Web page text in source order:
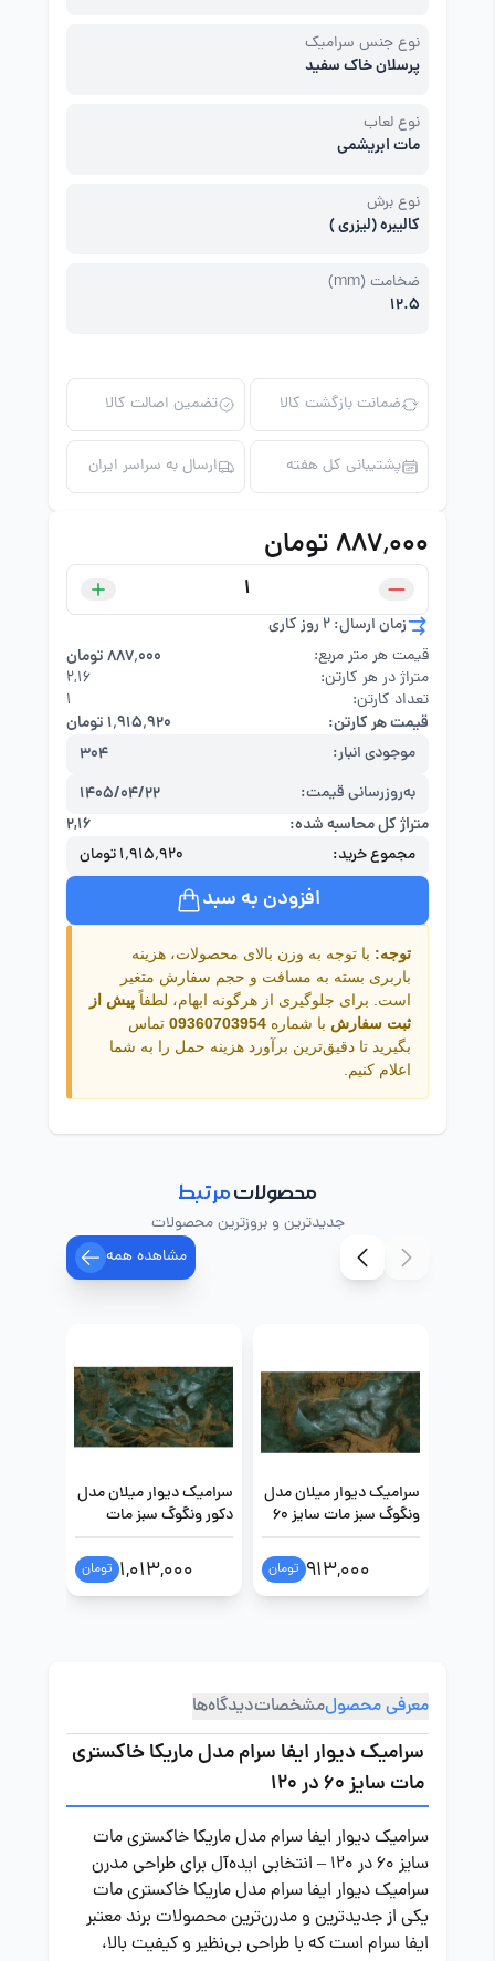
نوع جنس سرامیک
پرسلان خاک سفید
نوع لعاب
مات ابریشمی
نوع برش
کالیبره (لیزری )
ضخامت (mm)
12.5
ضمانت بازگشت کالا تضمین اصالت کالا
پشتیبانی کل هفته ارسال به سراسر ایران
۸۸۷٬۰۰۰ تومان
زمان ارسال: 2 روز کاری
قیمت هر متر مربع:
۸۸۷٬۰۰۰ تومان
متراژ در هر کارتن:
۲,۱۶
تعداد کارتن:
1
قیمت هر کارتن: ۱٬۹۱۵٬۹۲۰ تومان
موجودی انبار: 304
به‌روزرسانی قیمت:
1405/04/22
متراژ کل محاسبه شده:
۲,۱۶
مجموع خرید: ۱٬۹۱۵٬۹۲۰ تومان
افزودن به سبد
توجه: با توجه به وزن بالای محصولات، هزینه
باربری بسته به مسافت و حجم سفارش متغیر
است. برای جلوگیری از هرگونه ابهام، لطفاً پیش از
ثبت سفارش با شماره 09360703954 تماس
بگیرید تا دقیق‌ترین برآورد هزینه حمل را به شما
اعلام کنیم.
محصولاتمرتبط
جدیدترین و بروزترین محصولات
مشاهده همه
سرامیک دیوار میلان مدل
ونگوگ سبز مات سایز 60
در 120
913,000 تومان
سرامیک دیوار میلان مدل
دکور ونگوگ سبز مات
سایز 60 در 120
1,013,000 تومان
معرفی محصولمشخصاتدیدگاه‌ها
سرامیک دیوار ایفا سرام مدل ماریکا خاکستری
مات سایز 60 در 120
سرامیک دیوار ایفا سرام مدل ماریکا خاکستری مات
سایز 60 در 120 – انتخابی ایده‌آل برای طراحی مدرن
سرامیک دیوار ایفا سرام مدل ماریکا خاکستری مات
یکی از جدیدترین و مدرن‌ترین محصولات برند معتبر
ایفا سرام است که با طراحی بی‌نظیر و کیفیت بالا،